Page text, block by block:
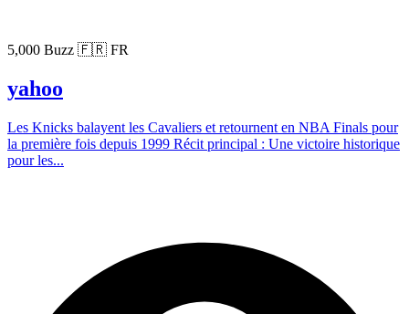
5,000 Buzz 🇫🇷 FR
yahoo
Les Knicks balayent les Cavaliers et retournent en NBA Finals pour
la première fois depuis 1999 Récit principal : Une victoire historique
pour les...